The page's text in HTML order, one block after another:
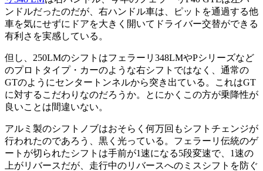
ンドルだったのだが、右ハンドル車は、ピットを通過する他
車を気にせずにドアを大きく開いてドライバー交替ができる
有利さを実感している。
但し、250LMのシフトはフェラーリ348LMやPシリーズなど
のプロトタイプ・カーのような右シフトではなく、通常の
GTのようにセンタートンネルから突き出ている。これはGT
に対するこだわりなのだろうか。とにかくこの方が乗降性が
良いことは間違いない。
アルミ製のシフトノブはおそらく何万回もシフトチェンジが
行われたのであろう、黒く光っている。フェラーリ伝統のゲ
ートが切られたシフトは手前が1速になる5段変速で、1速の
上がリバースだが、走行中のリバースへのミスシフトを防ぐ